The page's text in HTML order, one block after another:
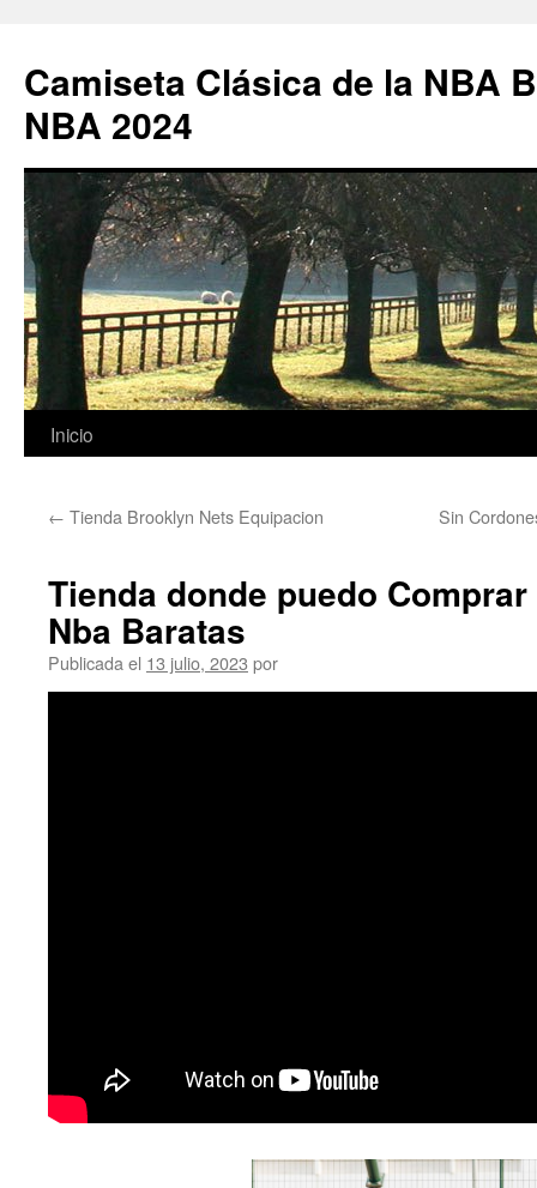
Camiseta Clásica de la NBA
NBA 2024
Saltar
contenido
Inicio
← Tienda Brooklyn Nets Equipacion Sin
Tienda donde puedo
Nba Baratas
Publicada el 13 julio, 2023 por